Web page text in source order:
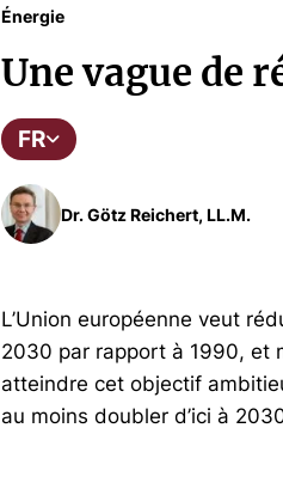
Énergie
Une vague de
FR
Dr. Götz Reichert, LL.M.
L’Union européenne veut
2030 par rapport à 1990, et
atteindre cet objectif
au moins doubler d’ici à